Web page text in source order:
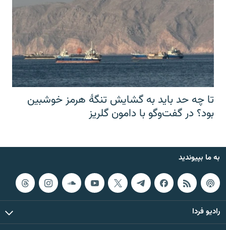
تا چه حد باید به گشایش تنگهٔ هرمز خوشبین
بود؟ در گفت‌وگو با دامون گلریز
به ما بپیوندید
رادیو فردا